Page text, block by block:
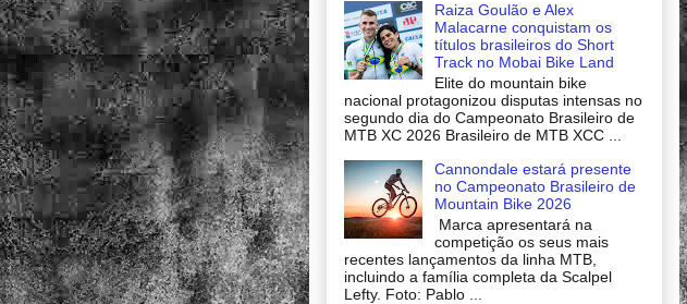
Raiza Goulão e Alex
Malacarne conquistam os
títulos brasileiros do Short
Track no Mobai Bike Land
Elite do mountain bike
nacional protagonizou disputas intensas no
segundo dia do Campeonato Brasileiro de
MTB XC 2026 Brasileiro de MTB XCC ...
Cannondale estará presente
no Campeonato Brasileiro de
Mountain Bike 2026
Marca apresentará na
competição os seus mais
recentes lançamentos da linha MTB,
incluindo a família completa da Scalpel
Lefty. Foto: Pablo ...